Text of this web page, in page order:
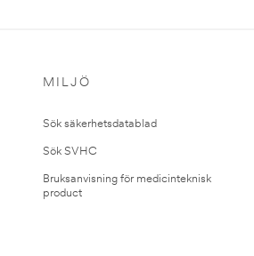
MILJÖ
Sök säkerhetsdatablad
Sök SVHC
Bruksanvisning för medicinteknisk
product